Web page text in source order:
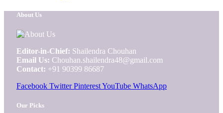
About Us
Editor-in-Chief: Shailendra Chouhan
Email Us: Chouhan.shailendra48@gmail.com
Contact: +91 90399 86687
Facebook Twitter PinterestYouTube WhatsApp
Our Picks